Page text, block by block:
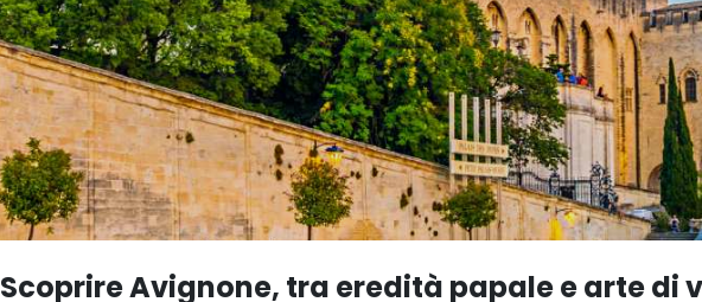
Scoprire Avignone, tra eredità papale e arte di